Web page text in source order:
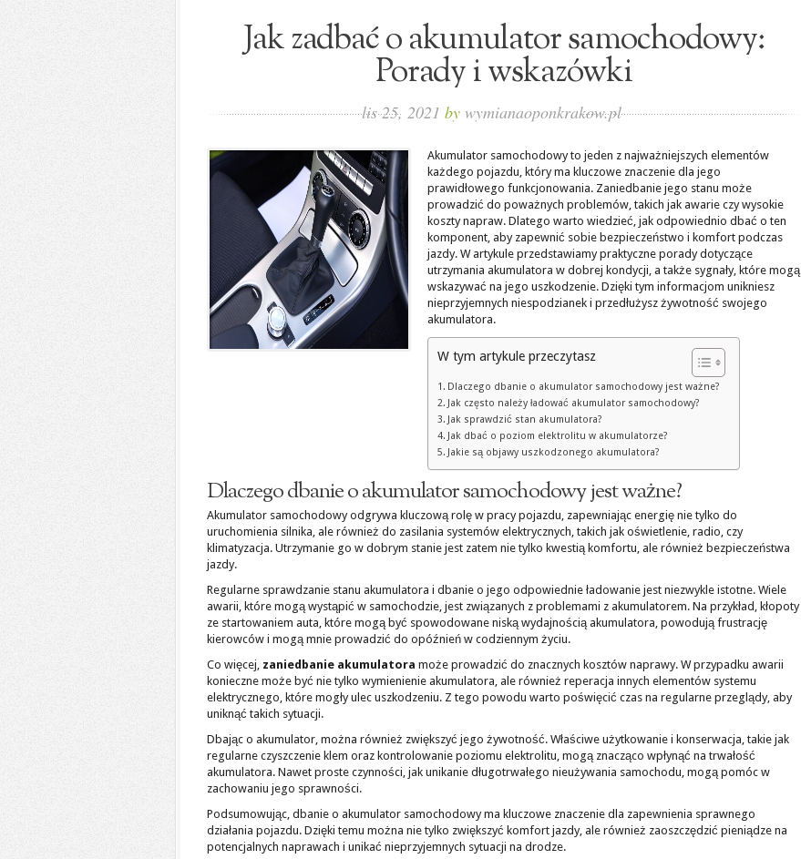
Jak zadbać o akumulator samochodowy:
Porady i wskazówki
lis 25, 2021 by wymianaoponkrakow.pl
Akumulator samochodowy to jeden z najważniejszych elementów
każdego pojazdu, który ma kluczowe znaczenie dla jego
prawidłowego funkcjonowania. Zaniedbanie jego stanu może
prowadzić do poważnych problemów, takich jak awarie czy wysokie
koszty napraw. Dlatego warto wiedzieć, jak odpowiednio dbać o ten
komponent, aby zapewnić sobie bezpieczeństwo i komfort podczas
jazdy. W artykule przedstawiamy praktyczne porady dotyczące
utrzymania akumulatora w dobrej kondycji, a także sygnały, które mogą
wskazywać na jego uszkodzenie. Dzięki tym informacjom unikniesz
nieprzyjemnych niespodzianek i przedłużysz żywotność swojego
akumulatora.
W tym artykule przeczytasz
Dlaczego dbanie o akumulator samochodowy jest ważne?
Jak często należy ładować akumulator samochodowy?
Jak sprawdzić stan akumulatora?
Jak dbać o poziom elektrolitu w akumulatorze?
Jakie są objawy uszkodzonego akumulatora?
Dlaczego dbanie o akumulator samochodowy jest ważne?
Akumulator samochodowy odgrywa kluczową rolę w pracy pojazdu, zapewniając energię nie tylko do
uruchomienia silnika, ale również do zasilania systemów elektrycznych, takich jak oświetlenie, radio, czy
klimatyzacja. Utrzymanie go w dobrym stanie jest zatem nie tylko kwestią komfortu, ale również bezpieczeństwa
jazdy.
Regularne sprawdzanie stanu akumulatora i dbanie o jego odpowiednie ładowanie jest niezwykle istotne. Wiele
awarii, które mogą wystąpić w samochodzie, jest związanych z problemami z akumulatorem. Na przykład, kłopoty
ze startowaniem auta, które mogą być spowodowane niską wydajnością akumulatora, powodują frustrację
kierowców i mogą mnie prowadzić do opóźnień w codziennym życiu.
Co więcej, zaniedbanie akumulatora może prowadzić do znacznych kosztów naprawy. W przypadku awarii
konieczne może być nie tylko wymienienie akumulatora, ale również reperacja innych elementów systemu
elektrycznego, które mogły ulec uszkodzeniu. Z tego powodu warto poświęcić czas na regularne przeglądy, aby
uniknąć takich sytuacji.
Dbając o akumulator, można również zwiększyć jego żywotność. Właściwe użytkowanie i konserwacja, takie jak
regularne czyszczenie klem oraz kontrolowanie poziomu elektrolitu, mogą znacząco wpłynąć na trwałość
akumulatora. Nawet proste czynności, jak unikanie długotrwałego nieużywania samochodu, mogą pomóc w
zachowaniu jego sprawności.
Podsumowując, dbanie o akumulator samochodowy ma kluczowe znaczenie dla zapewnienia sprawnego
działania pojazdu. Dzięki temu można nie tylko zwiększyć komfort jazdy, ale również zaoszczędzić pieniądze na
potencjalnych naprawach i unikać nieprzyjemnych sytuacji na drodze.